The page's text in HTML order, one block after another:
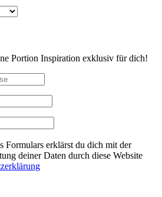
Portion Inspiration exklusiv für dich!
Formulars erklärst du dich mit der
deiner Daten durch diese Website